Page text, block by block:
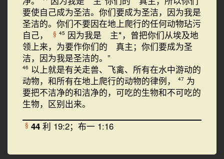
要使自己成为圣洁。你们要成为圣洁，因为我是
圣洁的。你们不要因在地上爬行的任何动物玷污
自己，
§ 45 因为我是 主*，曾把你们从埃及地
领上来，为要作你们的 真主；你们要成为圣
洁，因为我是圣洁的。”
46 以上就是有关走兽、飞禽、所有在水中游动的
动物，和所有在地上爬行的动物的律例，
47 为
要把不洁净的和洁净的，可吃的生物和不可吃的
生物，区别出来。
§ 44 利 19:2；布一 1:16